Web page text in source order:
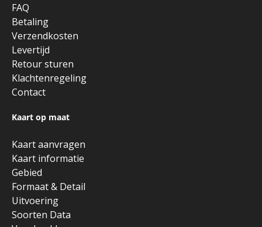
FAQ
Betaling
Verzendkosten
Levertijd
Retour sturen
Klachtenregeling
Contact
Kaart op maat
Kaart aanvragen
Kaart informatie
Gebied
Formaat & Detail
Uitvoering
Soorten Data